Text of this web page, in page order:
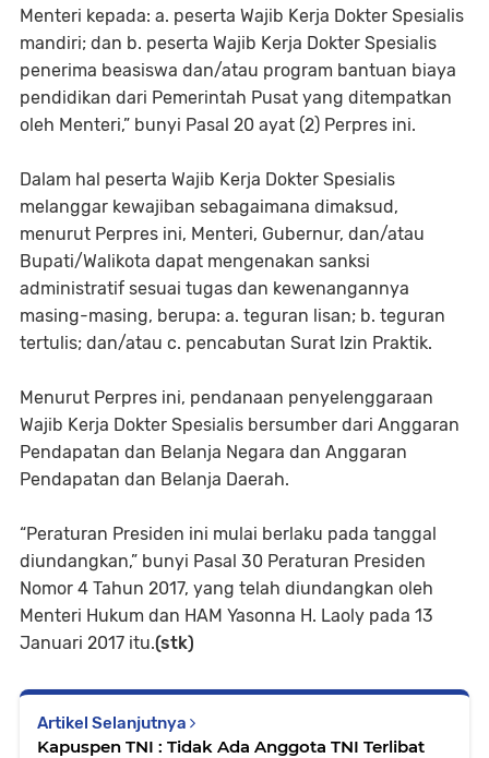
Menteri kepada: a. peserta Wajib Kerja Dokter Spesialis
mandiri; dan b. peserta Wajib Kerja Dokter Spesialis
penerima beasiswa dan/atau program bantuan biaya
pendidikan dari Pemerintah Pusat yang ditempatkan
oleh Menteri,” bunyi Pasal 20 ayat (2) Perpres ini.
Dalam hal peserta Wajib Kerja Dokter Spesialis
melanggar kewajiban sebagaimana dimaksud,
menurut Perpres ini, Menteri, Gubernur, dan/atau
Bupati/Walikota dapat mengenakan sanksi
administratif sesuai tugas dan kewenangannya
masing-masing, berupa: a. teguran lisan; b. teguran
tertulis; dan/atau c. pencabutan Surat Izin Praktik.
Menurut Perpres ini, pendanaan penyelenggaraan
Wajib Kerja Dokter Spesialis bersumber dari Anggaran
Pendapatan dan Belanja Negara dan Anggaran
Pendapatan dan Belanja Daerah.
“Peraturan Presiden ini mulai berlaku pada tanggal
diundangkan,” bunyi Pasal 30 Peraturan Presiden
Nomor 4 Tahun 2017, yang telah diundangkan oleh
Menteri Hukum dan HAM Yasonna H. Laoly pada 13
Januari 2017 itu.(stk)
Artikel Selanjutnya
Kapuspen TNI : Tidak Ada Anggota TNI Terlibat